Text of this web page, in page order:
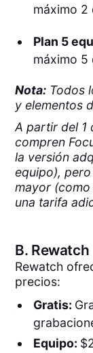
máximo 2
Plan 5
máximo 5
Nota: Todos
y elementos
A partir del 1
compren
la versión
equipo),
mayor
una tarifa
B. Rewatch
Rewatch
precios:
Gratis:
Equipo: